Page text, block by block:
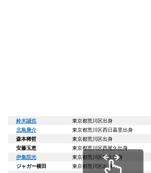
鈴木誠也 東京都荒川区出身
北島康介
東京都荒川区西日暮里出身
森本稀哲
東京都荒川区出身
安藤玉恵
東京都荒川区西尾久出身
伊集院光
東京都荒川区尾久出身
ジャガー横田
東京都荒川区出身